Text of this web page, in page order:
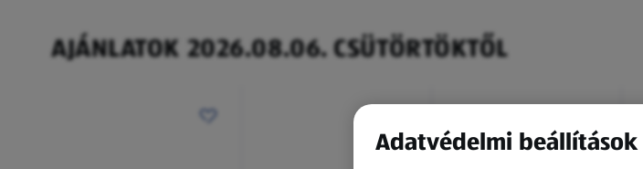
AJÁNLATOK 2026.08.06. CSÜTÖRTÖKTŐL
Adatvédelmi beállítások